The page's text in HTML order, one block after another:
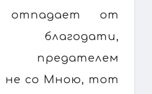
отпадает от
предателем
не со Мною, тот